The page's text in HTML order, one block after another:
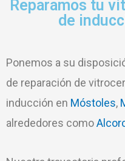
Reparamos tu
de
Ponemos a su
de reparación de
inducción en Móstoles,
alrededores como